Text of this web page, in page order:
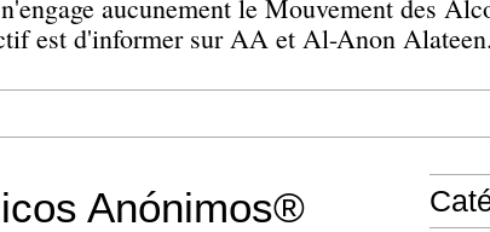
aucunement le Mouvement des
est d'informer sur AA et Al-Anon Alateen.
Anónimos®